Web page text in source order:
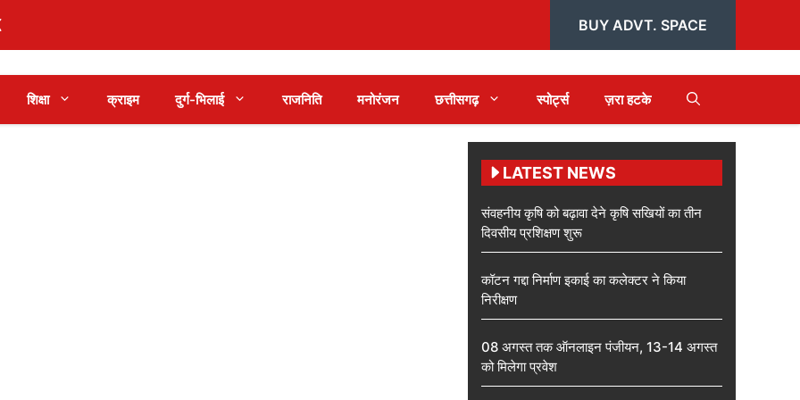
BUY ADVT. SPACE
शिक्षा क्राइम दुर्ग-भिलाई राजनिति मनोरंजन छत्तीसगढ़ स्पोर्ट्स ज़रा हटके
LATEST NEWS
संवहनीय कृषि को बढ़ावा देने कृषि सखियों का तीन
दिवसीय प्रशिक्षण शुरू
कॉटन गद्दा निर्माण इकाई का कलेक्टर ने किया
निरीक्षण
08 अगस्त तक ऑनलाइन पंजीयन, 13-14 अगस्त
को मिलेगा प्रवेश